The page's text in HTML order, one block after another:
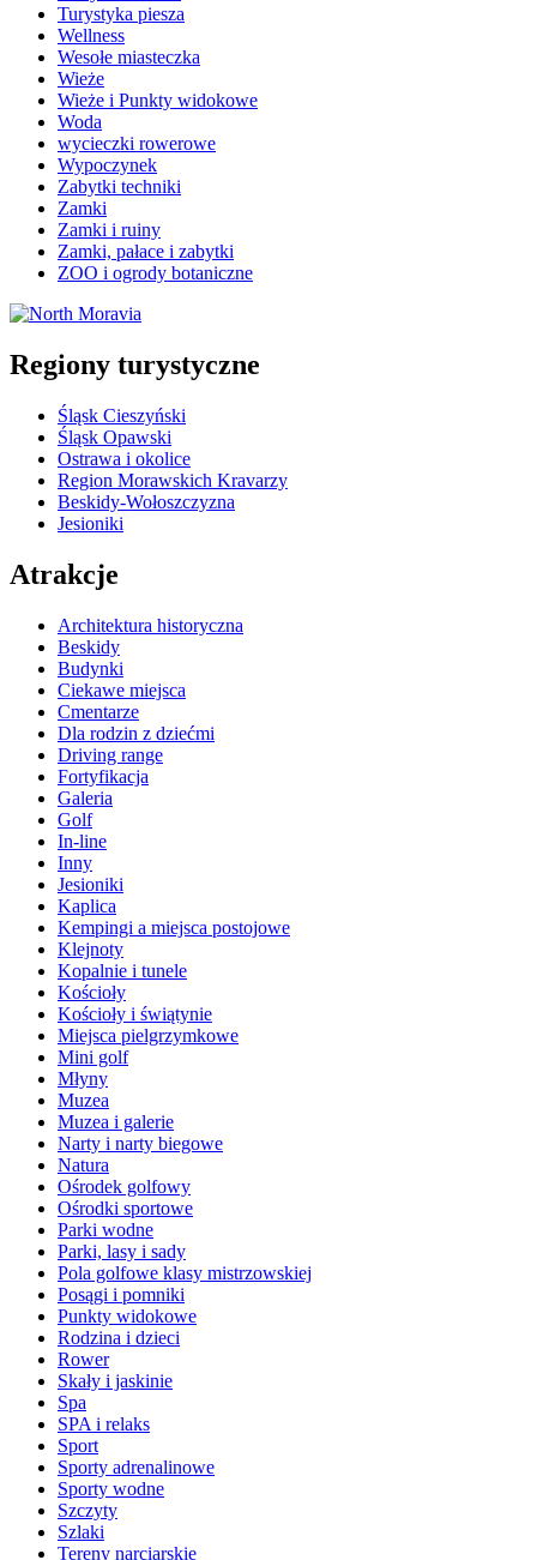
Turystyka piesza
Wellness
Wesołe miasteczka
Wieże
Wieże i Punkty widokowe
Woda
wycieczki rowerowe
Wypoczynek
Zabytki techniki
Zamki
Zamki i ruiny
Zamki, pałace i zabytki
ZOO i ogrody botaniczne
Regiony turystyczne
Śląsk Cieszyński
Śląsk Opawski
Ostrawa i okolice
Region Morawskich Kravarzy
Beskidy-Wołoszczyzna
Jesioniki
Atrakcje
Architektura historyczna
Beskidy
Budynki
Ciekawe miejsca
Cmentarze
Dla rodzin z dziećmi
Driving range
Fortyfikacja
Galeria
Golf
In-line
Inny
Jesioniki
Kaplica
Kempingi a miejsca postojowe
Klejnoty
Kopalnie i tunele
Kościoły
Kościoły i świątynie
Miejsca pielgrzymkowe
Mini golf
Młyny
Muzea
Muzea i galerie
Narty i narty biegowe
Natura
Ośrodek golfowy
Ośrodki sportowe
Parki wodne
Parki, lasy i sady
Pola golfowe klasy mistrzowskiej
Posągi i pomniki
Punkty widokowe
Rodzina i dzieci
Rower
Skały i jaskinie
Spa
SPA i relaks
Sport
Sporty adrenalinowe
Sporty wodne
Szczyty
Szlaki
Tereny narciarskie